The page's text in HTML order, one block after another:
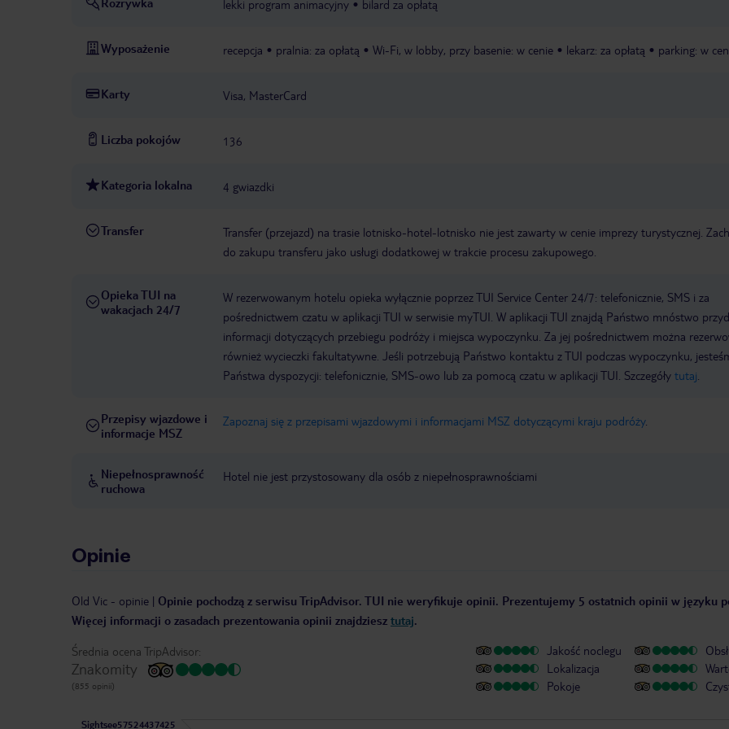
lekki program animacyjny bilard za opłatą
Wyposażenie recepcja pralnia: za opłatą Wi-Fi, w lobby, przy basenie: w cenie lekarz: za opłatą parking: w
Karty Visa, MasterCard
Liczba pokojów 136
Kategoria lokalna 4 gwiazdki
Transfer
Transfer (przejazd) na trasie lotnisko-hotel-lotnisko nie jest zawarty w cenie imprezy turystycznej.
do zakupu transferu jako usługi dodatkowej w trakcie procesu zakupowego.
Opieka TUI na
wakacjach 24/7
W rezerwowanym hotelu opieka wyłącznie poprzez TUI Service Center 24/7: telefonicznie, SMS i za
pośrednictwem czatu w aplikacji TUI w serwisie myTUI. W aplikacji TUI znajdą Państwo mnóstwo
informacji dotyczących przebiegu podróży i miejsca wypoczynku. Za jej pośrednictwem można
również wycieczki fakultatywne. Jeśli potrzebują Państwo kontaktu z TUI podczas wypoczynku,
Państwa dyspozycji: telefonicznie, SMS-owo lub za pomocą czatu w aplikacji TUI. Szczegóły tutaj
Przepisy wjazdowe i
informacje MSZ
Zapoznaj się z przepisami wjazdowymi i informacjami MSZ dotyczącymi kraju podróży.
Niepełnosprawność
ruchowa
Hotel nie jest przystosowany dla osób z niepełnosprawnościami
Opinie
Old Vic - opinie | Opinie pochodzą z serwisu TripAdvisor. TUI nie weryfikuje opinii. Prezentujemy 5 ostatnich opinii w języku
Więcej informacji o zasadach prezentowania opinii znajdziesz tutaj.
Średnia ocena TripAdvisor:
Znakomity
(855 opinii)
Jakość noclegu
Lokalizacja
Pokoje
Sightsee57524437425